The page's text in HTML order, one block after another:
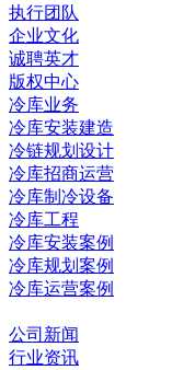
执行团队
企业文化
诚聘英才
版权中心
冷库业务
冷库安装建造
冷链规划设计
冷库招商运营
冷库制冷设备
冷库工程
冷库安装案例
冷库规划案例
冷库运营案例
公司新闻
行业资讯